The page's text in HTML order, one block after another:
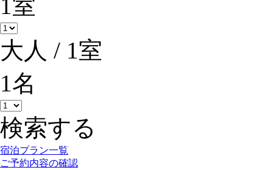
1室
大人 / 1室
1名
検索する
宿泊プラン一覧
ご予約内容の確認